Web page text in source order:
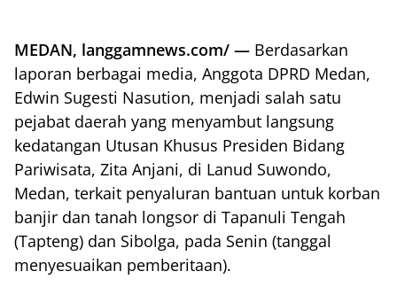
MEDAN, langgamnews.com/ — Berdasarkan
laporan berbagai media, Anggota DPRD Medan,
Edwin Sugesti Nasution, menjadi salah satu
pejabat daerah yang menyambut langsung
kedatangan Utusan Khusus Presiden Bidang
Pariwisata, Zita Anjani, di Lanud Suwondo,
Medan, terkait penyaluran bantuan untuk korban
banjir dan tanah longsor di Tapanuli Tengah
(Tapteng) dan Sibolga, pada Senin (tanggal
menyesuaikan pemberitaan).